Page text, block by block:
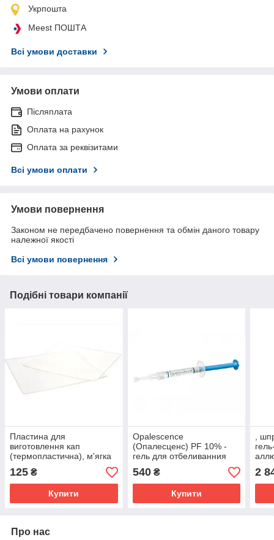
Укрпошта
Meest ПОШТА
Всі умови доставки
Умови оплати
Післяплата
Оплата на рахунок
Оплата за реквізитами
Всі умови оплати
Умови повернення
Законом не передбачено повернення та обмін даного товару
належної якості
Всі умови повернення
Подібні товари компанії
Пластина для
виготовлення кап
(термопластична), м'ягка
Sof-Tray, 1шт,
товщ.=1.5мм, (Ultradent
Products Inc.)
125 ₴
Купити
Opalescence
(Опалесценс) PF 10% -
гель для отбеливанния
шпр.1.2 мл. (Ultradent
Products Inc./Ультрадент)
540₴
Купити
,
2
Про нас